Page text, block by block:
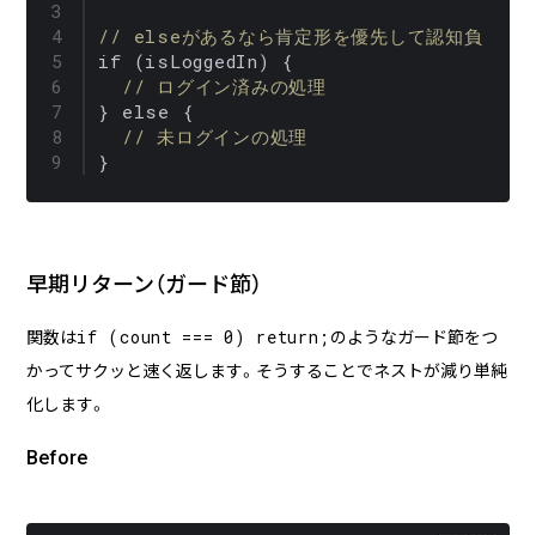
// elseがあるなら肯定形を優先して認知負荷を
if (isLoggedIn) {
// ログイン済みの処理
} else {
// 未ログインの処理
}
早期リターン（ガード節）
関数はif (count === 0) return; のようなガード節をつ
かってサクッと速く返します。そうすることでネストが減り単純
化します。
Before